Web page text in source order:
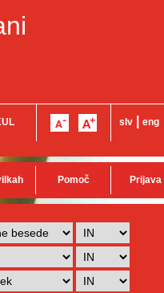
slv eng
Pomoč Prijava